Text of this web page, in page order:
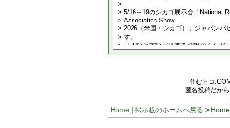
住むトコ
匿名投稿だか
Home
掲示板のホームへ戻る > Home